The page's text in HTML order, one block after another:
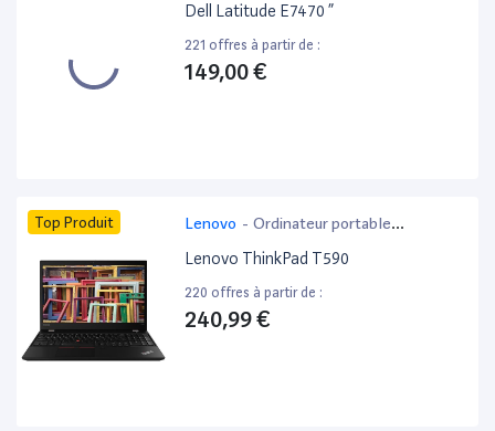
Dell Latitude E7470 ”
221 offres à partir de :
149,00 €
Top Produit Lenovo - Ordinateur portable
bureautique
Lenovo ThinkPad T590
220 offres à partir de :
240,99 €